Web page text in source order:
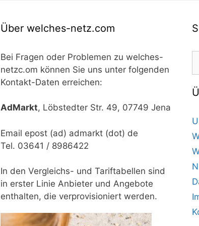
Über welches-netz.com
Bei Fragen oder Problemen zu welches-
netzc.om können Sie uns unter folgenden
Kontakt-Daten erreichen:
AdMarkt, Löbstedter Str. 49, 07749 Jena
Email epost (ad) admarkt (dot) de
Tel. 03641 / 8986422
In den Vergleichs- und Tariftabellen sind
in erster Linie Anbieter und Angebote
enthalten, die verprovisioniert werden.